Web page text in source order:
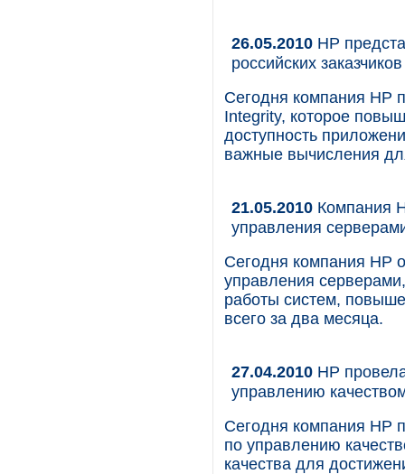
26.05.2010 HP
российских заказчиков
Сегодня компания НР
Integrity, которое
доступность
важные вычисления
21.05.2010 Компания
управления
Сегодня компания HP
управления
работы систем,
всего за два месяца.
27.04.2010 HP
управлению
Сегодня компания HP
по управлению
качества для